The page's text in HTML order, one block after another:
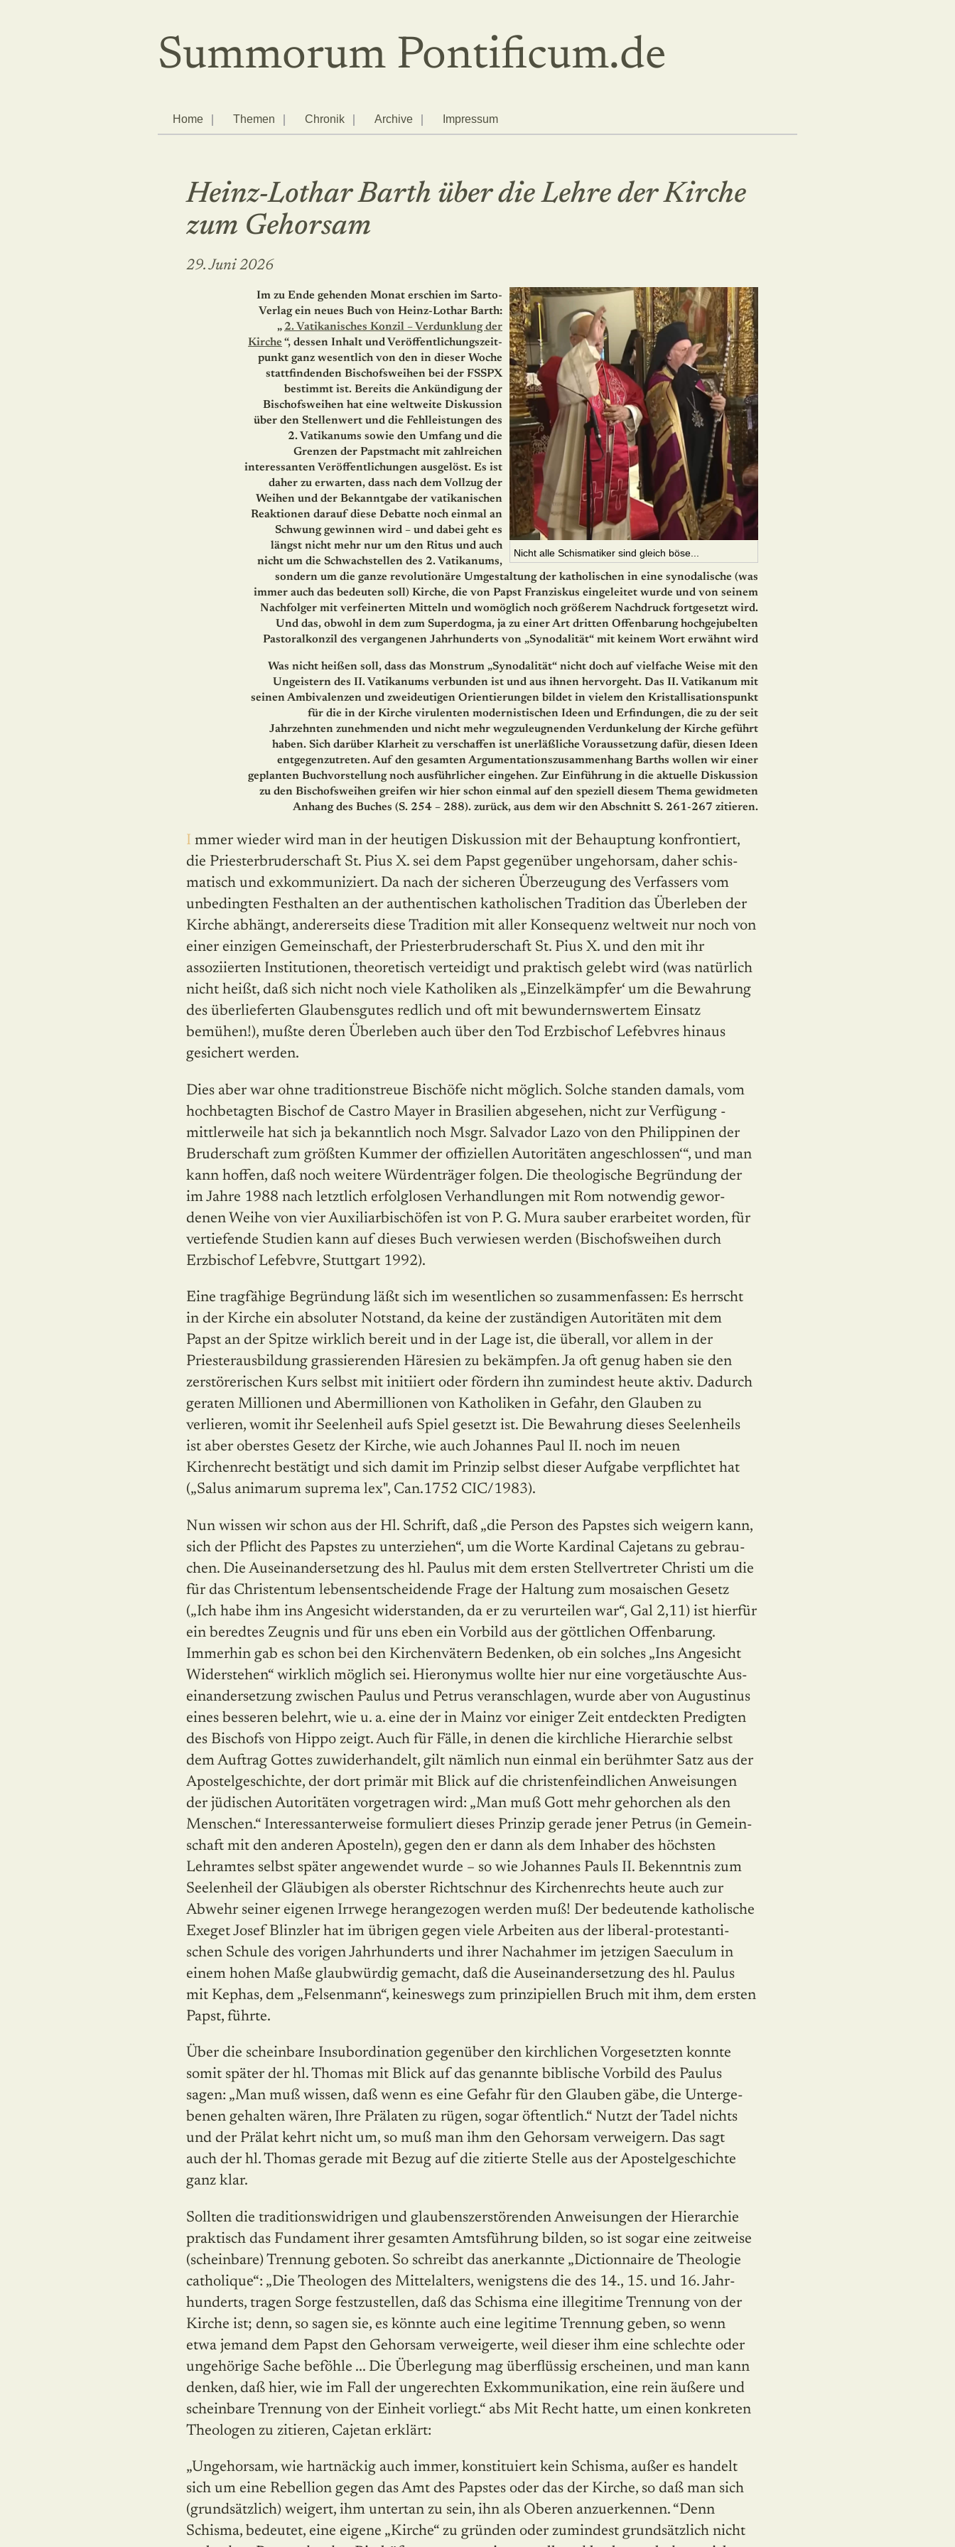
Summorum Pontificum.de
Home Themen Chronik Archive Impressum
Heinz-Lothar Barth über die Lehre der Kirche
zum Gehorsam
29. Juni 2026
Nicht alle Schismatiker sind gleich böse...
Im zu Ende gehenden Monat erschien im Sarto-
Verlag ein neues Buch von Heinz-Lothar Barth:
„ 2. Vatikanisches Konzil – Verdunklung der
Kirche “, dessen Inhalt und Veröffentli­chungs­zeit­
punkt ganz wesentlich von den in dieser Woche
stattfindenden Bischofsweihen bei der FSSPX
bestimmt ist. Bereits die Ankündigung der
Bischofsweihen hat eine weltweite Diskussion
über den Stellenwert und die Fehlleistungen des
2. Vatikanums sowie den Umfang und die
Grenzen der Papstmacht mit zahlreichen
interessanten Veröffentlichungen ausgelöst. Es ist
daher zu erwarten, dass nach dem Vollzug der
Weihen und der Bekanntgabe der vatikanischen
Reaktionen darauf diese Debatte noch einmal an
Schwung gewinnen wird – und dabei geht es
längst nicht mehr nur um den Ritus und auch
nicht um die Schwachstellen des 2. Vatikanums,
sondern um die ganze revolutionäre Umgestaltung der katholischen in eine synodalische (was
immer auch das bedeuten soll) Kirche, die von Papst Franziskus eingeleitet wurde und von seinem
Nachfolger mit verfeinerten Mitteln und womöglich noch größerem Nachdruck fortgesetzt wird.
Und das, obwohl in dem zum Superdogma, ja zu einer Art dritten Offenbarung hochgejubelten
Pastoralkonzil des vergangenen Jahrhunderts von „Synodalität“ mit keinem Wort erwähnt wird
Was nicht heißen soll, dass das Monstrum „Synodalität“ nicht doch auf vielfache Weise mit den
Ungeistern des II. Vatikanums verbunden ist und aus ihnen hervorgeht. Das II. Vatikanum mit
seinen Ambivalenzen und zweideutigen Orientierungen bildet in vielem den Kristallisationspunkt
für die in der Kirche virulenten modernistischen Ideen und Erfindungen, die zu der seit
Jahrzehnten zunehmenden und nicht mehr wegzuleugnenden Verdunkelung der Kirche geführt
haben. Sich darüber Klarheit zu verschaffen ist unerläßliche Voraussetzung dafür, diesen Ideen
entgegenzutreten. Auf den gesamten Argumentationszusammenhang Barths wollen wir einer
geplanten Buchvorstellung noch ausführlicher eingehen. Zur Einführung in die aktuelle Diskussion
zu den Bischofsweihen greifen wir hier schon einmal auf den speziell diesem Thema gewidmeten
Anhang des Buches (S. 254 – 288). zurück, aus dem wir den Abschnitt S. 261-267 zitieren.
Immer wieder wird man in der heutigen Diskussion mit der Behauptung konfrontiert,
die Priesterbruderschaft St. Pius X. sei dem Papst gegenüber ungehorsam, daher schis­
matisch und exkommuniziert. Da nach der sicheren Überzeugung des Verfassers vom
unbedingten Festhalten an der authentischen katholischen Tradition das Überle­ben der
Kirche abhängt, andererseits diese Tradition mit aller Konsequenz weltweit nur noch von
einer einzigen Gemeinschaft, der Priesterbruderschaft St. Pius X. und den mit ihr
assoziierten Institutionen, theoretisch verteidigt und praktisch gelebt wird (was na­türlich
nicht heißt, daß sich nicht noch viele Katholiken als „Einzelkämpfer‘ um die Bewahrung
des überlieferten Glaubensgutes redlich und oft mit bewundernswertem Einsatz
bemühen!), mußte deren Überleben auch über den Tod Erzbischof Lefebvres hinaus
gesichert werden.
Dies aber war ohne traditionstreue Bischöfe nicht möglich. Solche standen damals, vom
hochbetagten Bischof de Castro Mayer in Brasilien abgesehen, nicht zur Verfügung -
mittlerweile hat sich ja bekanntlich noch Msgr. Salvador Lazo von den Philippinen der
Bruderschaft zum größten Kummer der offiziellen Autoritäten angeschlossen‘“, und man
kann hoffen, daß noch weitere Würdenträger folgen. Die theologische Begründung der
im Jahre 1988 nach letztlich erfolglosen Verhandlungen mit Rom notwendig gewor­
denen Weihe von vier Auxiliarbischöfen ist von P. G. Mura sauber erarbeitet worden, für
vertiefende Studien kann auf dieses Buch verwiesen werden (Bischofsweihen durch
Erzbischof Lefebvre, Stuttgart 1992).
Eine tragfähige Begründung läßt sich im wesentlichen so zusammenfassen: Es herrscht
in der Kirche ein absoluter Notstand, da keine der zuständigen Autoritäten mit dem
Papst an der Spitze wirklich bereit und in der Lage ist, die überall, vor allem in der
Priesterausbildung grassierenden Häresien zu bekämpfen. Ja oft genug haben sie den
zerstörerischen Kurs selbst mit initiiert oder fördern ihn zumindest heute aktiv. Dadurch
geraten Millionen und Abermillionen von Katholiken in Gefahr, den Glauben zu
verlieren, womit ihr Seelenheil aufs Spiel gesetzt ist. Die Bewahrung dieses Seelen­heils
ist aber oberstes Gesetz der Kirche, wie auch Johannes Paul II. noch im neuen
Kirchenrecht bestätigt und sich damit im Prinzip selbst dieser Aufgabe verpflichtet hat
(„Salus animarum suprema lex", Can.1752 CIC/1983).
Nun wissen wir schon aus der Hl. Schrift, daß „die Person des Papstes sich weigern kann,
sich der Pflicht des Papstes zu unterziehen“, um die Worte Kardinal Cajetans zu gebrau­
chen. Die Auseinandersetzung des hl. Paulus mit dem ersten Stellvertreter Christi um die
für das Christentum lebensentscheidende Frage der Haltung zum mosaischen Gesetz
(„Ich habe ihm ins Angesicht widerstanden, da er zu verurteilen war“, Gal 2,11) ist hier­für
ein beredtes Zeugnis und für uns eben ein Vorbild aus der göttlichen Offenbarung.
Immerhin gab es schon bei den Kirchenvätern Bedenken, ob ein solches „Ins Angesicht
Widerstehen“ wirklich möglich sei. Hieronymus wollte hier nur eine vorgetäuschte Aus­
ei­nandersetzung zwischen Paulus und Petrus veranschlagen, wurde aber von Augustinus
eines besseren belehrt, wie u. a. eine der in Mainz vor einiger Zeit entdeckten Predigten
des Bischofs von Hippo zeigt. Auch für Fälle, in denen die kirchliche Hierarchie selbst
dem Auftrag Gottes zuwiderhandelt, gilt nämlich nun einmal ein berühmter Satz aus der
Apostelgeschichte, der dort primär mit Blick auf die christenfeindlichen Anweisungen
der jüdischen Autoritäten vorgetragen wird: „Man muß Gott mehr gehorchen als den
Menschen.“ Interessanterweise formuliert dieses Prinzip gerade jener Petrus (in Gemein­
schaft mit den anderen Aposteln), gegen den er dann als dem Inhaber des höchsten
Lehramtes selbst später angewendet wurde – so wie Johannes Pauls II. Bekenntnis zum
Seelenheil der Gläubigen als oberster Richtschnur des Kirchenrechts heute auch zur
Abwehr seiner eigenen Irrwege herangezogen werden muß! Der bedeutende katholische
Exeget Josef Blinzler hat im übrigen gegen viele Arbeiten aus der liberal-protestanti­
schen Schule des vorigen Jahrhunderts und ihrer Nachahmer im jetzigen Saeculum in
einem hohen Maße glaubwürdig gemacht, daß die Auseinandersetzung des hl. Paulus
mit Kephas, dem „Felsenmann“, keineswegs zum prinzipiellen Bruch mit ihm, dem ersten
Papst, führte.
Über die scheinbare Insubordination gegenüber den kirchlichen Vorgesetzten konnte
somit später der hl. Thomas mit Blick auf das genannte biblische Vorbild des Paulus
sagen: „Man muß wissen, daß wenn es eine Gefahr für den Glauben gäbe, die Unterge­
be­nen gehalten wären, Ihre Prälaten zu rügen, sogar öftentlich.“ Nutzt der Tadel nichts
und der Prälat kehrt nicht um, so muß man ihm den Gehorsam verweigern. Das sagt
auch der hl. Thomas gerade mit Bezug auf die zitierte Stelle aus der Apostelgeschichte
ganz klar.
Sollten die traditionswidrigen und glaubenszerstörenden Anweisungen der Hierarchie
praktisch das Fundament ihrer gesamten Amtsführung bilden, so ist sogar eine zeitweise
(scheinbare) Trennung geboten. So schreibt das anerkannte „Dictionnaire de Theologie
catholique“: „Die Theologen des Mittelalters, wenigstens die des 14., 15. und 16. Jahr­
hunderts, tragen Sorge festzustellen, daß das Schisma eine illegitime Trennung von der
Kirche ist; denn, so sagen sie, es könnte auch eine legitime Trennung geben, so wenn
etwa jemand dem Papst den Gehorsam verweigerte, weil dieser ihm eine schlechte oder
ungehörige Sache beföhle ... Die Überlegung mag überflüssig erscheinen, und man kann
denken, daß hier, wie im Fall der ungerechten Exkommunikation, eine rein äußere und
scheinbare Trennung von der Einheit vorliegt.“ abs Mit Recht hatte, um einen konkreten
Theologen zu zitieren, Cajetan erklärt:
„Ungehorsam, wie hartnäckig auch immer, konstituiert kein Schisma, außer es handelt
sich um eine Rebellion gegen das Amt des Papstes oder das der Kirche, so daß man sich
(grundsätzlich) weigert, ihm untertan zu sein, ihn als Oberen anzuerkennen. “Denn
Schisma, bedeutet, eine eigene „Kirche“ zu gründen oder zumindest grundsätzlich nicht